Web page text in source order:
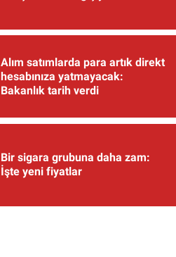
Alım satımlarda para artık direkt
hesabınıza yatmayacak:
Bakanlık tarih verdi
Bir sigara grubuna daha zam:
İşte yeni fiyatlar